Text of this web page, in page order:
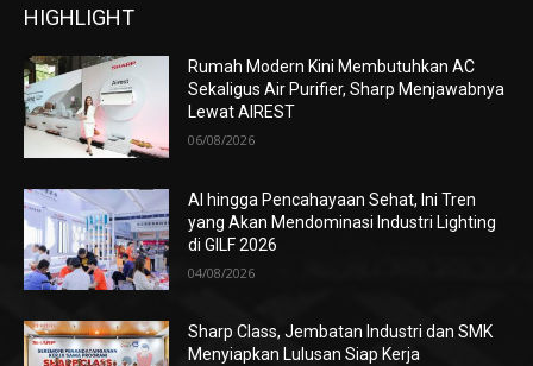
HIGHLIGHT
Rumah Modern Kini Membutuhkan AC
Sekaligus Air Purifier, Sharp Menjawabnya
Lewat AIREST
06/08/2026
AI hingga Pencahayaan Sehat, Ini Tren
yang Akan Mendominasi Industri Lighting
di GILF 2026
04/08/2026
Sharp Class, Jembatan Industri dan SMK
Menyiapkan Lulusan Siap Kerja